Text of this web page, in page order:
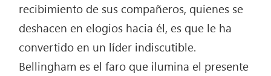
recibimiento de sus compañeros, quienes se
deshacen en elogios hacia él, es que le ha
convertido en un líder indiscutible.
Bellingham es el faro que ilumina el presente